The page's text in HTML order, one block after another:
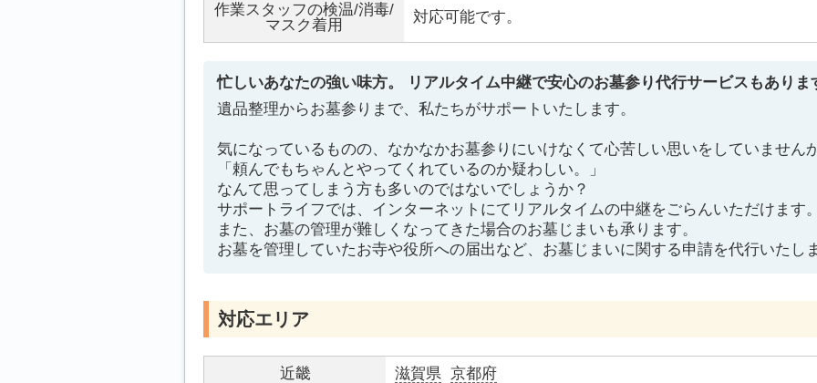
作業スタッフの検温/消毒/
マスク着用
対応可能です。
忙しいあなたの強い味方。 リアルタイム中継で安心のお墓参り代行サービスもありま
遺品整理からお墓参りまで、私たちがサポートいたします。
気になっているものの、なかなかお墓参りにいけなくて心苦しい思いをしていません
「頼んでもちゃんとやってくれているのか疑わしい。」
なんて思ってしまう方も多いのではないでしょうか？
サポートライフでは、インターネットにてリアルタイムの中継をごらんいただけます
また、お墓の管理が難しくなってきた場合のお墓じまいも承ります。
お墓を管理していたお寺や役所への届出など、お墓じまいに関する申請を代行いたし
対応エリア
近畿 滋賀県 京都府